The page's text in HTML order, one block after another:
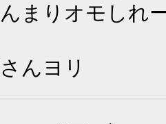
まりオモしれ
んヨリ